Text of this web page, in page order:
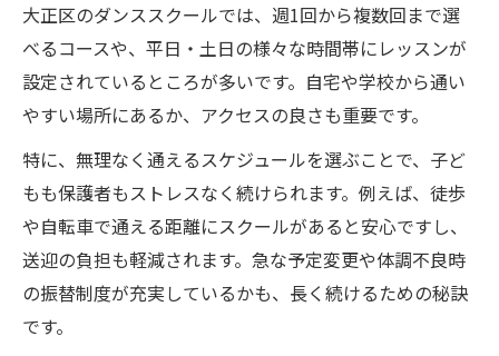
大正区のダンススクールでは、週1回から複数回まで選
べるコースや、平日・土日の様々な時間帯にレッスンが
設定されているところが多いです。自宅や学校から通い
やすい場所にあるか、アクセスの良さも重要です。
特に、無理なく通えるスケジュールを選ぶことで、子ど
もも保護者もストレスなく続けられます。例えば、徒歩
や自転車で通える距離にスクールがあると安心ですし、
送迎の負担も軽減されます。急な予定変更や体調不良時
の振替制度が充実しているかも、長く続けるための秘訣
です。